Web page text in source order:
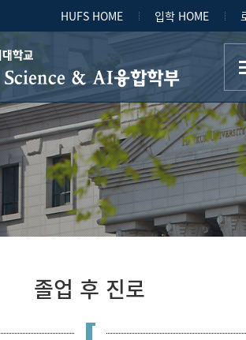
HUFS HOME 입학 HOME
& AI융합학부
졸업 후 진로